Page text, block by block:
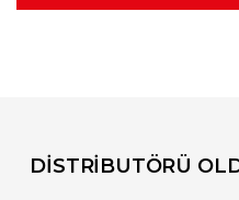
DİSTRİBUTÖRÜ